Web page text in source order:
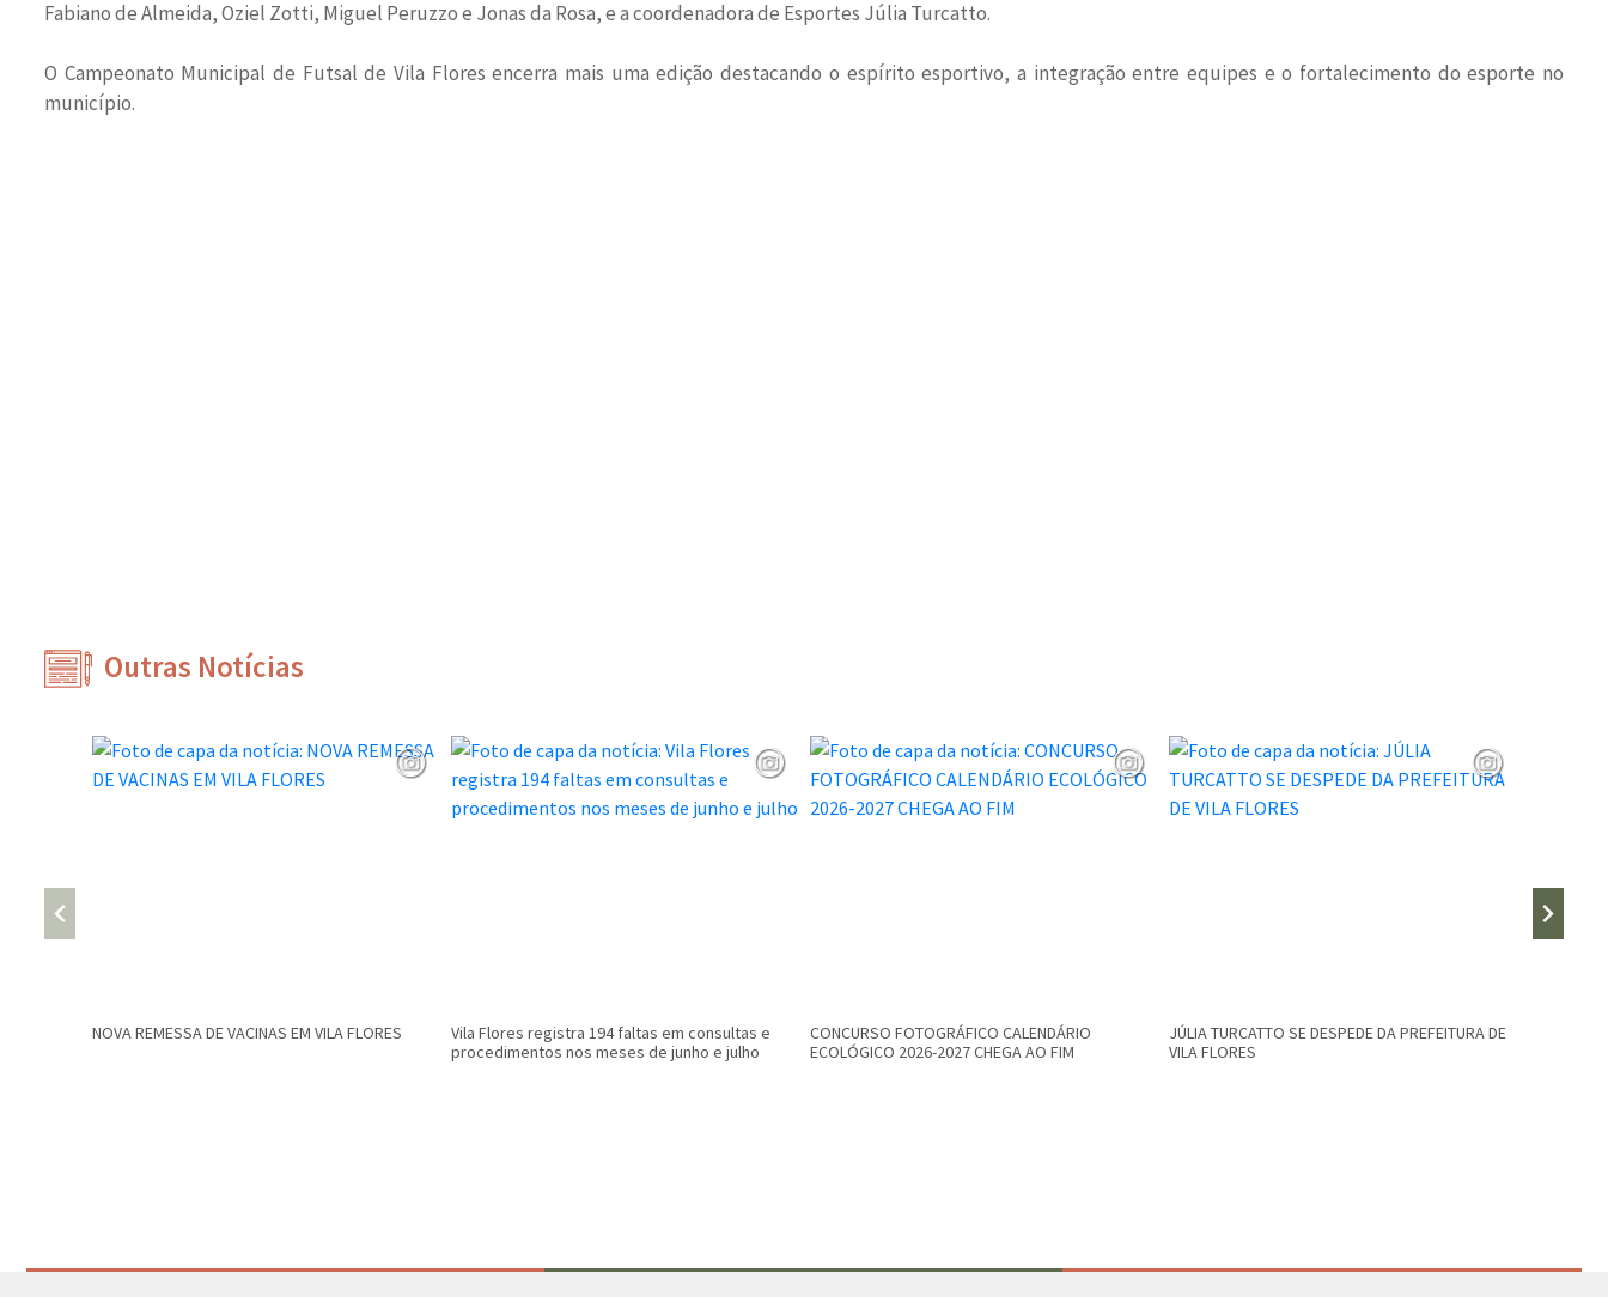
Fabiano de Almeida, Oziel Zotti, Miguel Peruzzo e Jonas da Rosa, e a coordenadora de Esportes Júlia Turcatto.
O Campeonato Municipal de Futsal de Vila Flores encerra mais uma edição destacando o espírito esportivo, a integração entre equipes e o fortalecimento do esporte no
município.
Outras Notícias
NOVA REMESSA DE VACINAS EM VILA FLORES
Vila Flores registra 194 faltas em consultas e
procedimentos nos meses de junho e julho
CONCURSO FOTOGRÁFICO CALENDÁRIO
ECOLÓGICO 2026-2027 CHEGA AO FIM
JÚLIA TURCATTO SE DESPEDE DA PREFEITURA DE
VILA FLORES